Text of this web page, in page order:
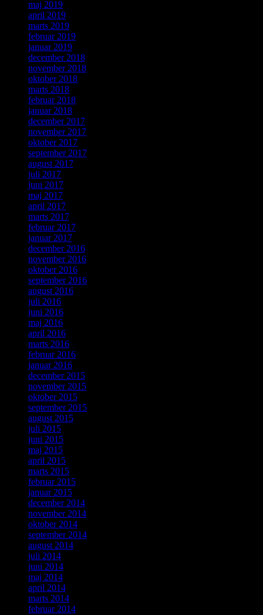
maj 2019
april 2019
marts 2019
februar 2019
januar 2019
december 2018
november 2018
oktober 2018
marts 2018
februar 2018
januar 2018
december 2017
november 2017
oktober 2017
september 2017
august 2017
juli 2017
juni 2017
maj 2017
april 2017
marts 2017
februar 2017
januar 2017
december 2016
november 2016
oktober 2016
september 2016
august 2016
juli 2016
juni 2016
maj 2016
april 2016
marts 2016
februar 2016
januar 2016
december 2015
november 2015
oktober 2015
september 2015
august 2015
juli 2015
juni 2015
maj 2015
april 2015
marts 2015
februar 2015
januar 2015
december 2014
november 2014
oktober 2014
september 2014
august 2014
juli 2014
juni 2014
maj 2014
april 2014
marts 2014
februar 2014